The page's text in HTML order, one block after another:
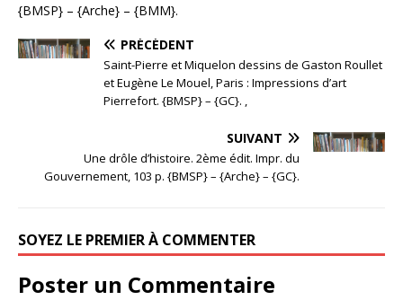
{BMSP} – {Arche} – {BMM}.
PRÉCÉDENT
Saint-Pierre et Miquelon dessins de Gaston Roullet
et Eugène Le Mouel, Paris : Impressions d’art
Pierrefort. {BMSP} – {GC}. ,
SUIVANT
Une drôle d’histoire. 2ème édit. Impr. du
Gouvernement, 103 p. {BMSP} – {Arche} – {GC}.
SOYEZ LE PREMIER À COMMENTER
Poster un Commentaire